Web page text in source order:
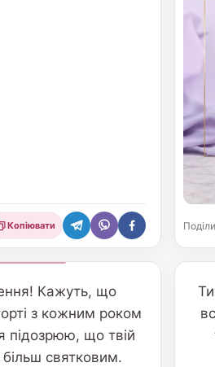
Копіювати
Кажуть, що
з кожним роком
підозрюю, що твій
святковим.